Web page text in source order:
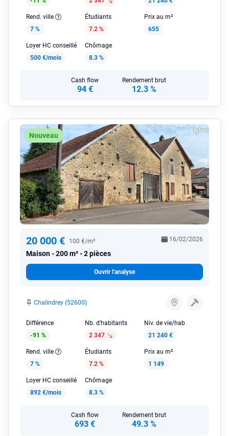
Rend. ville
7 %
Étudiants
7.2 %
Prix au m²
655
Loyer HC conseillé
500 €/mois
Chômage
8.3 %
Cash flow
94 €
Rendement brut
12.3 %
Nouveau
20 000 € 100 €/m²
Maison 200 m² - 2 pièces
16/02/2026
Ouvrir l'analyse
Chalindrey (52600)
Différence
-91 %
Nb. d'habitants
2 347
Niv. de vie/hab
21 240 €
Rend. ville
7 %
Étudiants
7.2 %
Prix au m²
1 149
Loyer HC conseillé
892 €/mois
Chômage
8.3 %
Cash flow
693 €
Rendement brut
49.3 %